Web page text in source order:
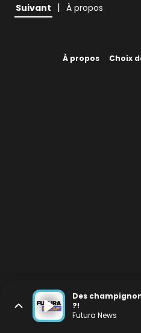
Suivant | À propos
À propos Choix
Des
?!
Futura News